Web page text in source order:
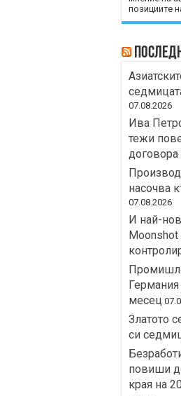
позициите
07.08.2026
Ива
тежи
договора
насочва
07.08.2026
И най-
Moonshot
Германия
месец
Златото
си
повиши
края на